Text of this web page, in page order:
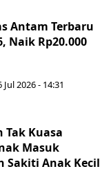
Antam Terbaru
Naik Rp20.000
Jul 2026 - 14:31
Tak Kuasa
Masuk
Sakiti Anak Kecil